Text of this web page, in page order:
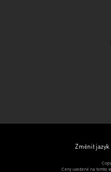
Změnit jazyk
Ceny uvedené na tomto